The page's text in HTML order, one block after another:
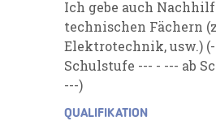
Ich gebe auch
technischen Fächern
Elektrotechnik, usw.)
Schulstufe --- - --- ab
---)
QUALIFIKATION